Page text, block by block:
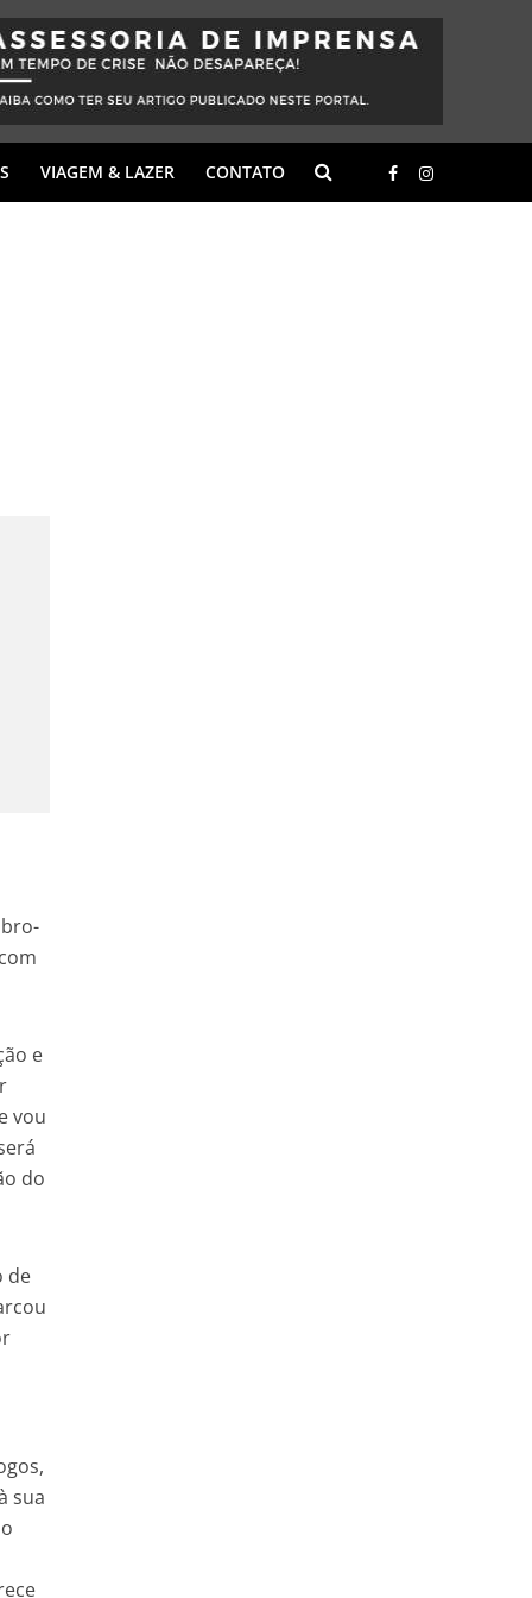
VIAGEM & LAZER CONTATO
e
vou
do
de
sua